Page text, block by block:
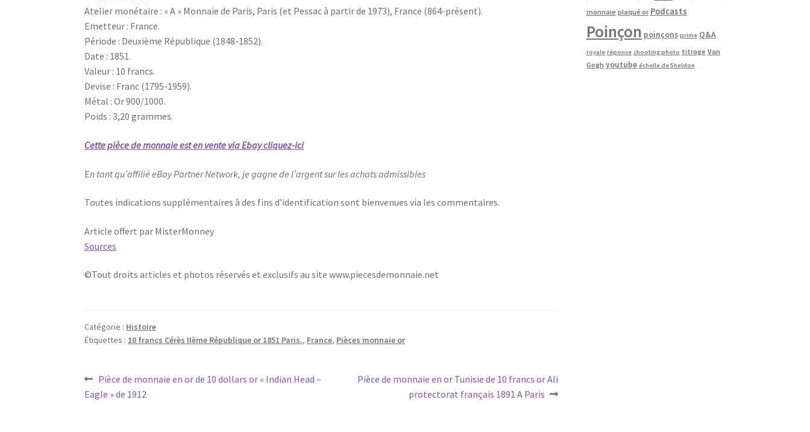
Atelier monétaire : « A » Monnaie de Paris, Paris (et Pessac à partir de 1973), France (864-présent).
Emetteur : France.
Période : Deuxième République (1848-1852).
Date : 1851.
Valeur : 10 francs.
Devise : Franc (1795-1959).
Métal : Or 900/1000.
Poids : 3,20 grammes.
Cette pièce de monnaie est en vente via Ebay cliquez-ici
En tant qu’affilié eBay Partner Network, je gagne de l’argent sur les achats admissibles
Toutes indications supplémentaires à des fins d’identification sont bienvenues via les commentaires.
Article offert par MisterMonney
Sources
©Tout droits articles et photos réservés et exclusifs au site www.piecesdemonnaie.net
Catégorie : Histoire
Étiquettes : 10 francs Cérès IIème République or 1851 Paris., France, Pièces monnaie or
Pièce de monnaie en or de 10 dollars or « Indian Head –
Eagle » de 1912
Pièce de monnaie en or Tunisie de 10 francs or Ali
protectorat français 1891 A Paris
monnaie plaqué or Podcasts
Poinçon poinçons prime Q&A
royale réponse shooting photo titrage Van
Gogh youtube échelle de Sheldon